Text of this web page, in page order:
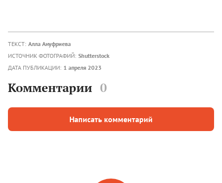
ТЕКСТ: Алла Ануфриева
ИСТОЧНИК ФОТОГРАФИЙ: Shutterstock
ДАТА ПУБЛИКАЦИИ: 1 апреля 2023
Комментарии 0
Написать комментарий